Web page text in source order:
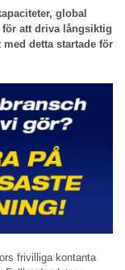
global
att driva långsiktig
detta startade för
frivilliga kontanta